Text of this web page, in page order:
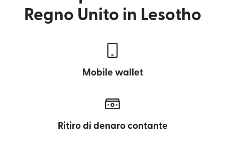
Regno Unito in Lesotho
Mobile wallet
Ritiro di denaro contante